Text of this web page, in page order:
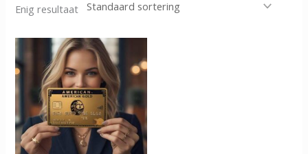
Enig resultaat